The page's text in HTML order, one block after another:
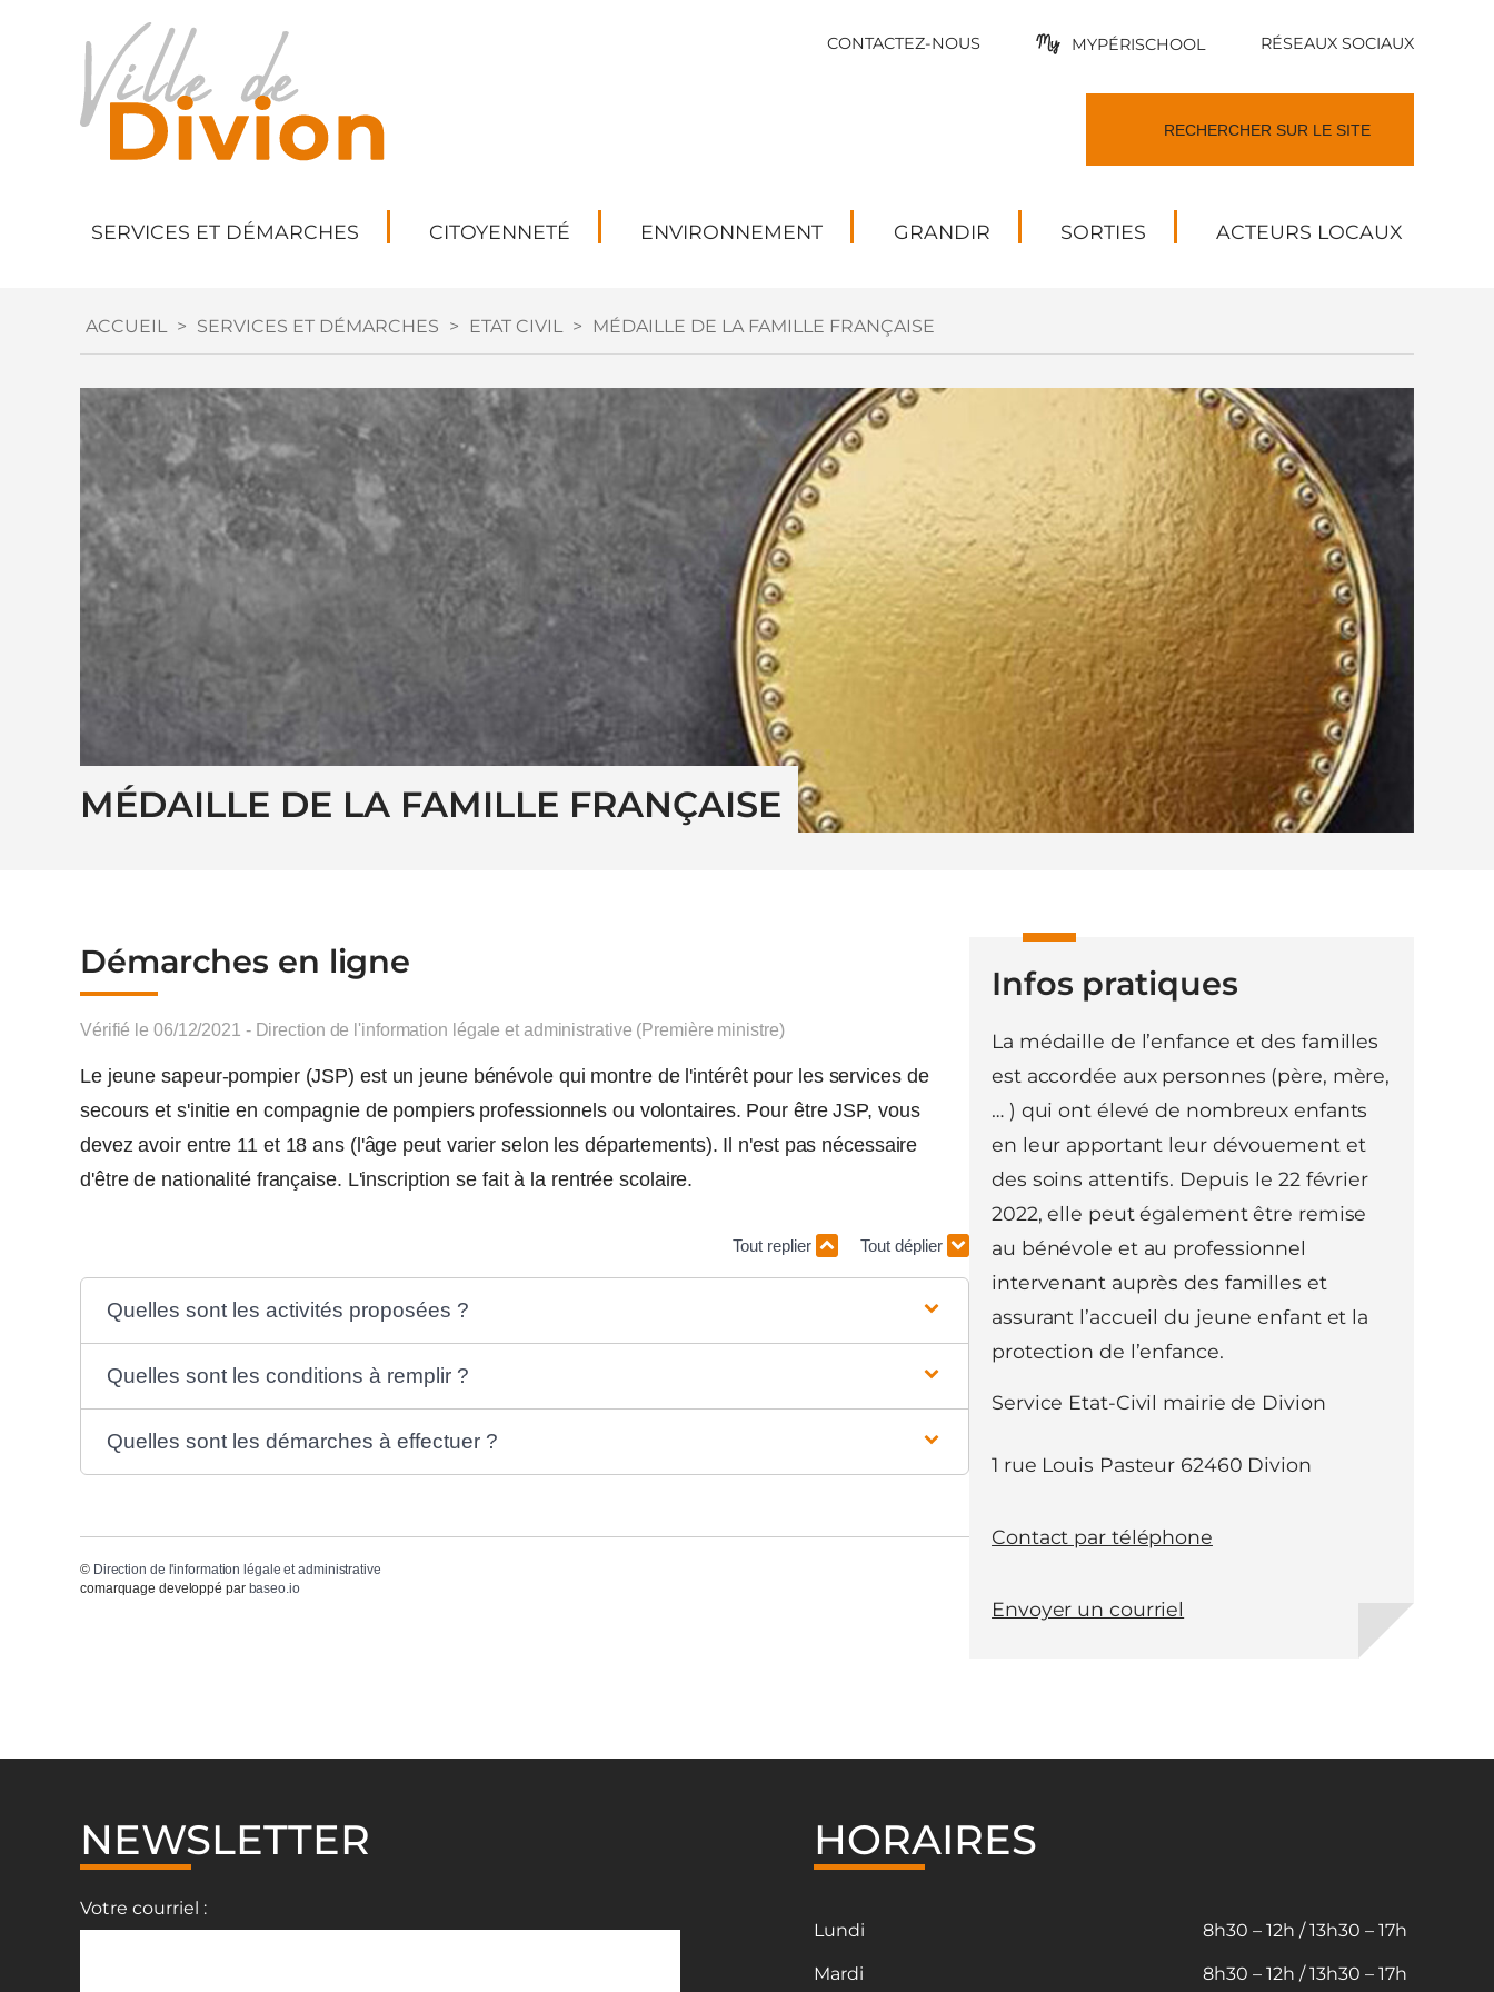
CONTACTEZ-NOUS MYPÉRISCHOOL RÉSEAUX SOCIAUX
SERVICES ET DÉMARCHES CITOYENNETÉ ENVIRONNEMENT GRANDIR SORTIES ACTEURS LOCAUX
ACCUEIL > SERVICES ET DÉMARCHES > ETAT CIVIL > MÉDAILLE DE LA FAMILLE FRANÇAISE
MÉDAILLE DE LA FAMILLE FRANÇAISE
Démarches en ligne
Vérifié le 06/12/2021 - Direction de l'information légale et administrative (Première ministre)
Le jeune sapeur-pompier (JSP) est un jeune bénévole qui montre de l'intérêt pour les services de
secours et s'initie en compagnie de pompiers professionnels ou volontaires. Pour être JSP, vous
devez avoir entre 11 et 18 ans (l'âge peut varier selon les départements). Il n'est pas nécessaire
d'être de nationalité française. L'inscription se fait à la rentrée scolaire.
Tout replier Tout déplier
Quelles sont les activités proposées ?
Quelles sont les conditions à remplir ?
Quelles sont les démarches à effectuer ?
© Direction de l'information légale et administrative
comarquage developpé par baseo.io
Infos pratiques
La médaille de l’enfance et des familles
est accordée aux personnes (père, mère,
… ) qui ont élevé de nombreux enfants
en leur apportant leur dévouement et
des soins attentifs. Depuis le 22 février
2022, elle peut également être remise
au bénévole et au professionnel
intervenant auprès des familles et
assurant l’accueil du jeune enfant et la
protection de l’enfance.
Service Etat-Civil mairie de Divion
1 rue Louis Pasteur 62460 Divion
Contact par téléphone
Envoyer un courriel
NEWSLETTER
Votre courriel :
HORAIRES
Lundi
Mardi
8h30 – 12h / 13h30 – 17h
8h30 – 12h / 13h30 – 17h